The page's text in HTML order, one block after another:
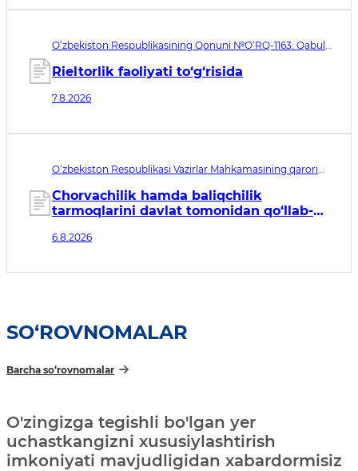
O‘zbekiston Respublikasining Qonuni №O‘RQ-1163. Qabul
Rieltorlik faoliyati to‘g‘risida
7.8.2026
O‘zbekiston Respublikasi Vazirlar Mahkamasining qarori
sanasi 07.08.2026
Chorvachilik hamda baliqchilik
tarmoqlarini davlat tomonidan qo‘llab-
tadbirlari to‘g‘risida
6.8.2026
SO‘ROVNOMALAR
Barcha so‘rovnomalar
O'zingizga tegishli bo'lgan yer
uchastkangizni xususiylashtirish
imkoniyati mavjudligidan xabardormisiz